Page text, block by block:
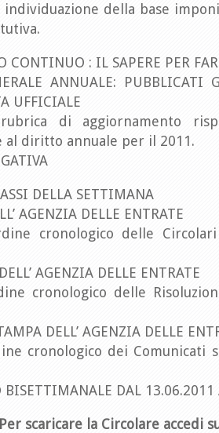
della base
CONTINUO : IL SAPERE PER
ANNUALE: PUBBLICATI
UFFICIALE
di aggiornamento
al diritto annuale per il 2011.
DELLA SETTIMANA
AGENZIA DELLE ENTRATE
cronologico delle
AGENZIA DELLE ENTRATE
cronologico delle
DELL’ AGENZIA DELLE
cronologico dei Comunicati
BISETTIMANALE DAL
scaricare la Circolare accedi